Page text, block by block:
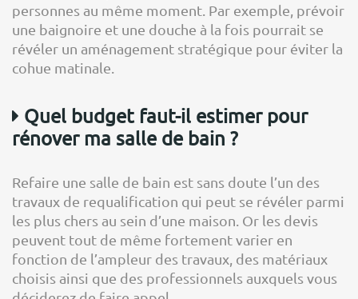
personnes au même moment. Par exemple, prévoir
une baignoire et une douche à la fois pourrait se
révéler un aménagement stratégique pour éviter la
cohue matinale.
Quel budget faut-il estimer pour
rénover ma salle de bain ?
Refaire une salle de bain est sans doute l’un des
travaux de requalification qui peut se révéler parmi
les plus chers au sein d’une maison. Or les devis
peuvent tout de même fortement varier en
fonction de l’ampleur des travaux, des matériaux
choisis ainsi que des professionnels auxquels vous